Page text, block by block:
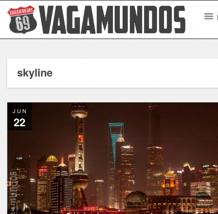
skyline
JUN
22